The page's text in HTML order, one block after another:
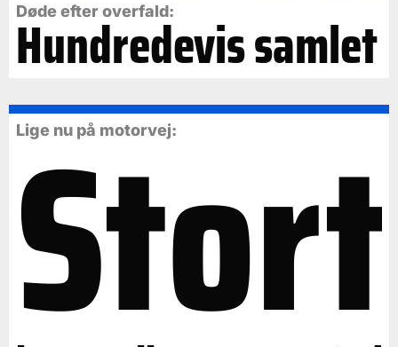
Døde efter overfald:
Hundredevis samlet
Lige nu på motorvej:
Stort